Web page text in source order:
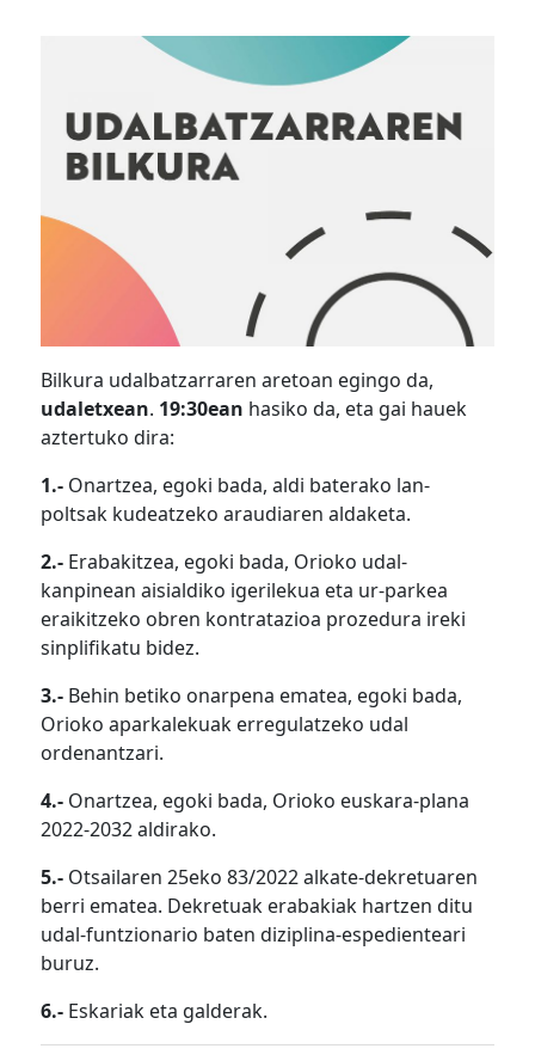
Bilkura udalbatzarraren aretoan egingo da,
udaletxean. 19:30ean hasiko da, eta gai hauek
aztertuko dira:
1.- Onartzea, egoki bada, aldi baterako lan-
poltsak kudeatzeko araudiaren aldaketa.
2.- Erabakitzea, egoki bada, Orioko udal-
kanpinean aisialdiko igerilekua eta ur-parkea
eraikitzeko obren kontratazioa prozedura ireki
sinplifikatu bidez.
3.- Behin betiko onarpena ematea, egoki bada,
Orioko aparkalekuak erregulatzeko udal
ordenantzari.
4.- Onartzea, egoki bada, Orioko euskara-plana
2022-2032 aldirako.
5.- Otsailaren 25eko 83/2022 alkate-dekretuaren
berri ematea. Dekretuak erabakiak hartzen ditu
udal-funtzionario baten diziplina-espedienteari
buruz.
6.- Eskariak eta galderak.